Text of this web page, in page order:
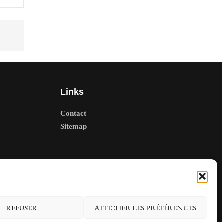
REFUSER AFFICHER LES PRÉFÉRENCES
Links
Contact
Sitemap